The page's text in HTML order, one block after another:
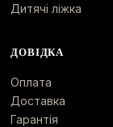
Дитячі ліжка
ДОВІДКА
Оплата
Доставка
Гарантія